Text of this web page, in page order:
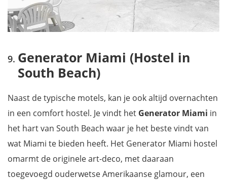
Generator Miami (Hostel in
South Beach)
Naast de typische motels, kan je ook altijd overnachten
in een comfort hostel. Je vindt het Generator Miami in
het hart van South Beach waar je het beste vindt van
wat Miami te bieden heeft. Het Generator Miami hostel
omarmt de originele art-deco, met daaraan
toegevoegd ouderwetse Amerikaanse glamour, een